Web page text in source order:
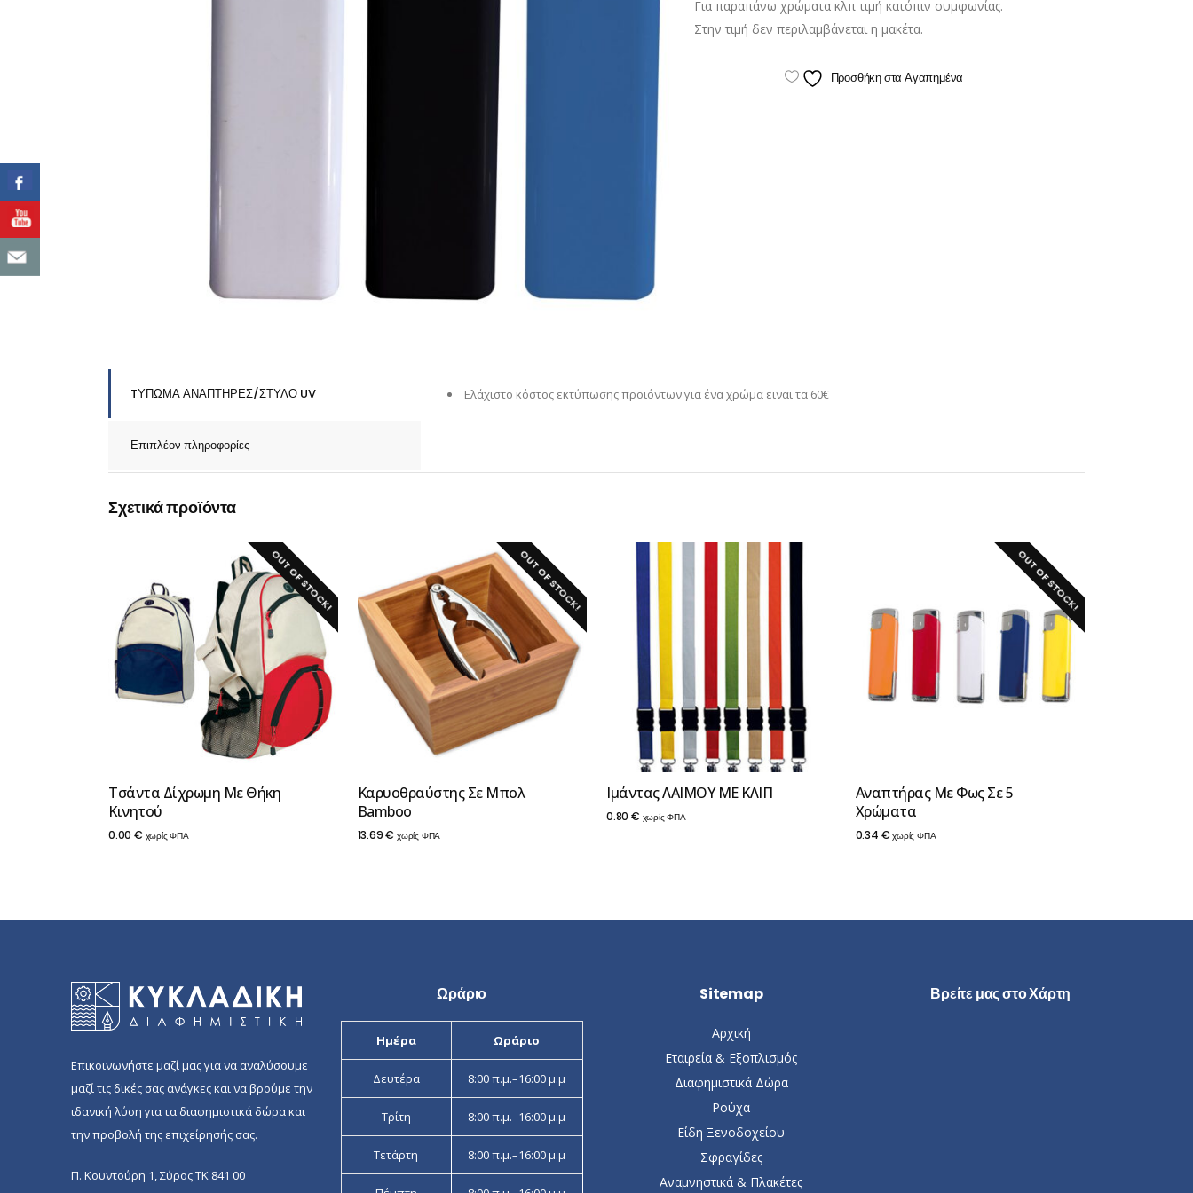
Για παραπάνω χρώματα κλπ τιμή κατόπιν συμφωνίας.
Στην τιμή δεν περιλαμβάνεται η μακέτα.
Προσθήκη στα Αγαπημένα
TΥΠΩΜΑ ΑΝΑΠΤΗΡΕΣ/ΣΤΥΛΟ UV
Επιπλέον πληροφορίες
Eλάχιστο κόστος εκτύπωσης προϊόντων για ένα χρώμα ειναι τα 60€
Σχετικά προϊόντα
OUT OF STOCK!
Τσάντα Δίχρωμη Με Θήκη
Κινητού
0.00 € χωρίς ΦΠΑ
OUT OF STOCK!
Καρυοθραύστης Σε Mπoλ
Bamboo
13.69€ χωρίς ΦΠΑ
Ιμάντας ΛΑΙΜΟΥ ΜΕ ΚΛΙΠ
0.80 € χωρίς ΦΠΑ
OUT OF STOCK!
Αναπτήρας Με Φως Σε 5
Χρώματα
0.34 € χωρίς ΦΠΑ
Επικοινωνήστε μαζί μας για να αναλύσουμε
μαζί τις δικές σας ανάγκες και να βρούμε την
ιδανική λύση για τα διαφημιστικά δώρα και
την προβολή της επιχείρησής σας.
Π. Κουντούρη 1, Σύρος ΤΚ 841 00
Ωράριο
Ημέρα Ωράριο
Δευτέρα 8:00 π.μ.–16:00 μ.μ
Τρίτη 8:00 π.μ.–16:00 μ.μ
Τετάρτη 8:00 π.μ.–16:00 μ.μ
Sitemap
Αρχική
Εταιρεία & Εξοπλισμός
Διαφημιστικά Δώρα
Ρούχα
Είδη Ξενοδοχείου
Σφραγίδες
Αναμνηστικά & Πλακέτες
Βρείτε μας στο Χάρτη